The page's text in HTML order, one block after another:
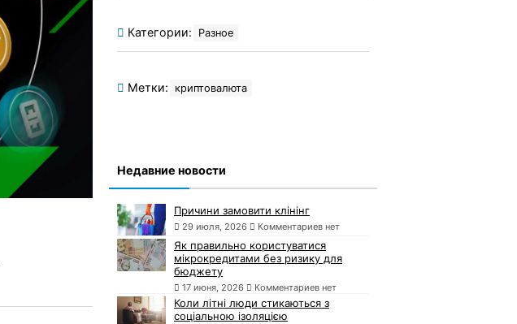
Категории: Разное
Метки: криптовалюта
Недавние новости
Причини замовити клінінг
29 июля, 2026 Комментариев нет
Як правильно користуватися
мікрокредитами без ризику для
бюджету
17 июня, 2026 Комментариев нет
Коли літні люди стикаються з
соціальною ізоляцією